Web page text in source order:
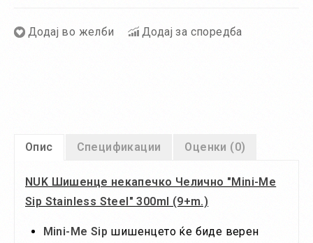
Додај во желби Додај за споредба
Опис Спецификации Оценки (0)
NUK Шишенце некапечко Челично "Mini-Me
Sip Stainless Steel" 300ml (9+m.)
Mini-Me Sip шишенцето ќе биде верен